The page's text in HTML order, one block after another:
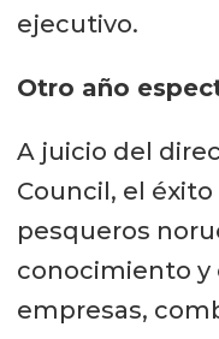
ejecutivo.
Otro año
A juicio del
Council, el
pesqueros
conocimiento y
empresas,